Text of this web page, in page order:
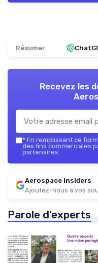
Résumer
Recevez les
* En remplissant ce
des fins commerciales
partenaires.
Aerospace Insiders
Ajoutez-nous à vos
Parole d'experts